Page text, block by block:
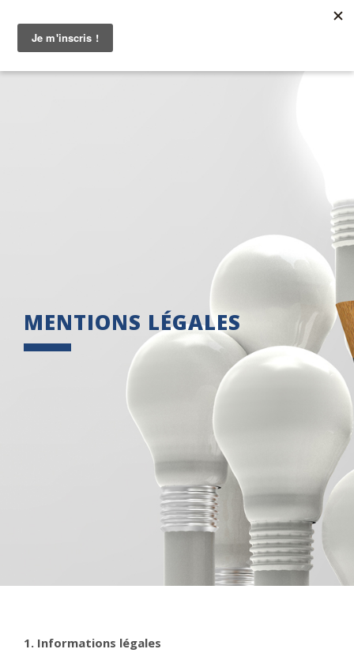
MENTIONS LÉGALES
1. Informations légales